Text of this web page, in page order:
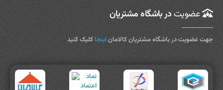
عضویت در باشگاه مشتریان
جهت عضویت در باشگاه مشتریان کالاماناینجا کلیک کنید